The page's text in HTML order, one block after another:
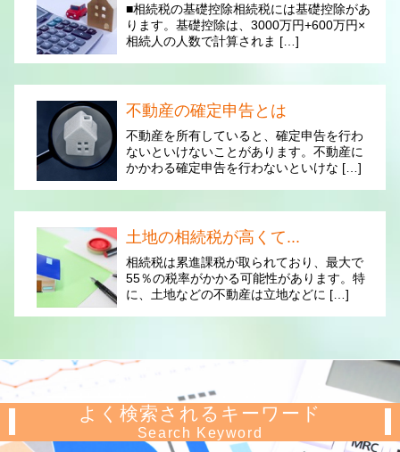
■相続税の基礎控除相続税には基礎控除があ
ります。基礎控除は、3000万円+600万円×
相続人の人数で計算されま […]
不動産の確定申告とは
不動産を所有していると、確定申告を行わ
ないといけないことがあります。不動産に
かかわる確定申告を行わないといけな […]
土地の相続税が高くて...
相続税は累進課税が取られており、最大で
55％の税率がかかる可能性があります。特
に、土地などの不動産は立地などに […]
よく検索されるキーワード
Search Keyword